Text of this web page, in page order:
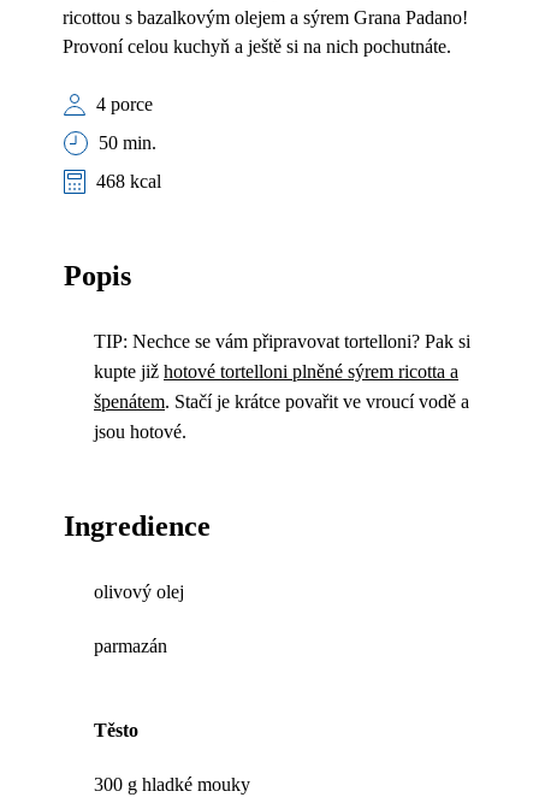
ricottou s bazalkovým olejem a sýrem Grana Padano!
Provoní celou kuchyň a ještě si na nich pochutnáte.
4 porce
50 min.
468 kcal
Popis
TIP: Nechce se vám připravovat tortelloni? Pak si
kupte již hotové tortelloni plněné sýrem ricotta a
špenátem. Stačí je krátce povařit ve vroucí vodě a
jsou hotové.
Ingredience
olivový olej
parmazán
Těsto
300 g hladké mouky